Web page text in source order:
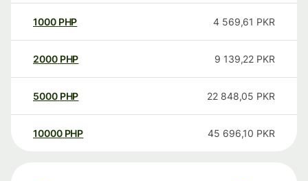
1000 PHP 4 569,61 PKR
2000 PHP 9 139,22 PKR
5000 PHP 22 848,05 PKR
10000 PHP 45 696,10 PKR